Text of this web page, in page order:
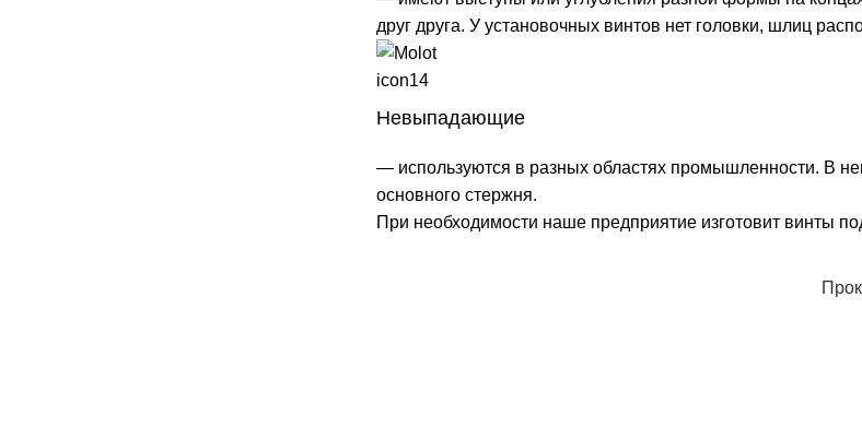
друг друга. У установочных винтов нет головки, шлиц
Невыпадающие
— используются в разных областях промышленности. В
основного стержня.
При необходимости наше предприятие изготовит винты